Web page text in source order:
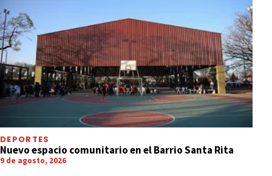
DEPORTES
Nuevo espacio comunitario en el Barrio Santa Rita
9 de agosto, 2026